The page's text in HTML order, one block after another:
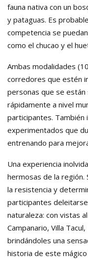
fauna nativa con un
y pataguas. Es
competencia se
como el chucao y el
Ambas modalidades
corredores que estén
personas que se están
rápidamente a nivel
participantes. También
experimentados que
entrenando para
Una experiencia
hermosas de la región.
la resistencia y
participantes
naturaleza: con vistas
Campanario, Villa
brindándoles una
historia de este mágico